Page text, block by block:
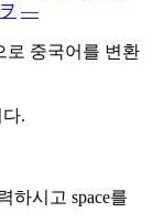
ヲ ―
로 중국어를 변환
.
하시고 space를